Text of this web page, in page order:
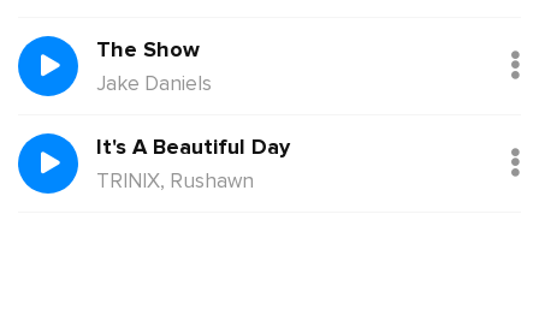
The Show
Jake Daniels
It's A Beautiful Day
TRINIX, Rushawn